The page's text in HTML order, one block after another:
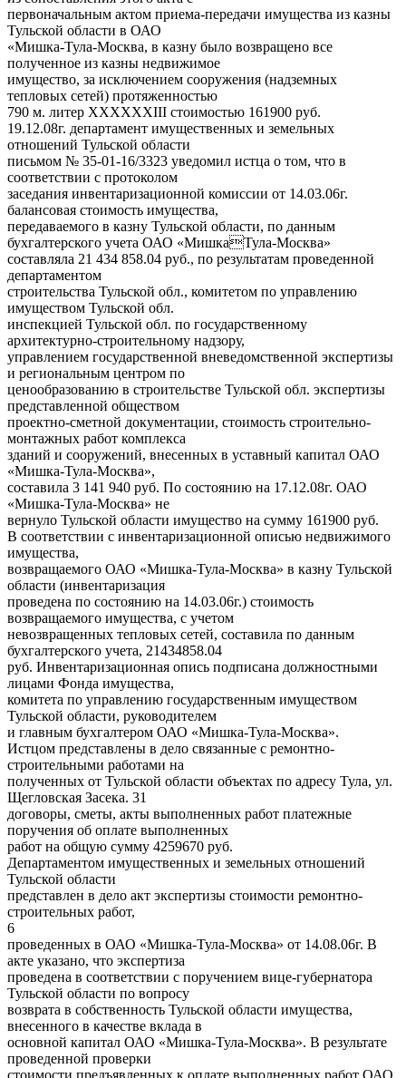
первоначальным актом приема-передачи имущества из казны
Тульской области в ОАО
«Мишка-Тула-Москва, в казну было возвращено все
полученное из казны недвижимое
имущество, за исключением сооружения (надземных
тепловых сетей) протяженностью
790 м. литер ХХХХХХIII стоимостью 161900 руб.
19.12.08г. департамент имущественных и земельных
отношений Тульской области
письмом № 35-01-16/3323 уведомил истца о том, что в
соответствии с протоколом
заседания инвентаризационной комиссии от 14.03.06г.
балансовая стоимость имущества,
передаваемого в казну Тульской области, по данным
бухгалтерского учета ОАО «МишкаТула-Москва»
составляла 21 434 858.04 руб., по результатам проведенной
департаментом
строительства Тульской обл., комитетом по управлению
имуществом Тульской обл.
инспекцией Тульской обл. по государственному
архитектурно-строительному надзору,
управлением государственной вневедомственной экспертизы
и региональным центром по
ценообразованию в строительстве Тульской обл. экспертизы
представленной обществом
проектно-сметной документации, стоимость строительно-
монтажных работ комплекса
зданий и сооружений, внесенных в уставный капитал ОАО
«Мишка-Тула-Москва»,
составила 3 141 940 руб. По состоянию на 17.12.08г. ОАО
«Мишка-Тула-Москва» не
вернуло Тульской области имущество на сумму 161900 руб.
В соответствии с инвентаризационной описью недвижимого
имущества,
возвращаемого ОАО «Мишка-Тула-Москва» в казну Тульской
области (инвентаризация
проведена по состоянию на 14.03.06г.) стоимость
возвращаемого имущества, с учетом
невозвращенных тепловых сетей, составила по данным
бухгалтерского учета, 21434858.04
руб. Инвентаризационная опись подписана должностными
лицами Фонда имущества,
комитета по управлению государственным имуществом
Тульской области, руководителем
и главным бухгалтером ОАО «Мишка-Тула-Москва».
Истцом представлены в дело связанные с ремонтно-
строительными работами на
полученных от Тульской области объектах по адресу Тула, ул.
Щегловская Засека. 31
договоры, сметы, акты выполненных работ платежные
поручения об оплате выполненных
работ на общую сумму 4259670 руб.
Департаментом имущественных и земельных отношений
Тульской области
представлен в дело акт экспертизы стоимости ремонтно-
строительных работ,
6
проведенных в ОАО «Мишка-Тула-Москва» от 14.08.06г. В
акте указано, что экспертиза
проведена в соответствии с поручением вице-губернатора
Тульской области по вопросу
возврата в собственность Тульской области имущества,
внесенного в качестве вклада в
основной капитал ОАО «Мишка-Тула-Москва». В результате
проведенной проверки
стоимости предъявленных к оплате выполненных работ ОАО